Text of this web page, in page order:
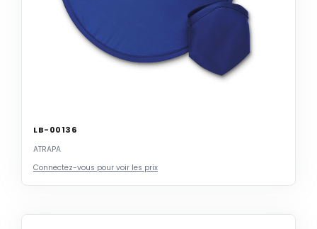
LB-00136
ATRAPA
Connectez-vous pour voir les prix